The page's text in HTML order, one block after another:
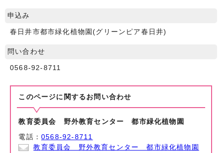
申込み
春日井市都市緑化植物園(グリーンピア春日井)
問い合わせ
0568-92-8711
このページに関する お問い合わせ
教育委員会 野外教育センター 都市緑化植物園
電話：0568-92-8711
教育委員会 野外教育センター 都市緑化植物園